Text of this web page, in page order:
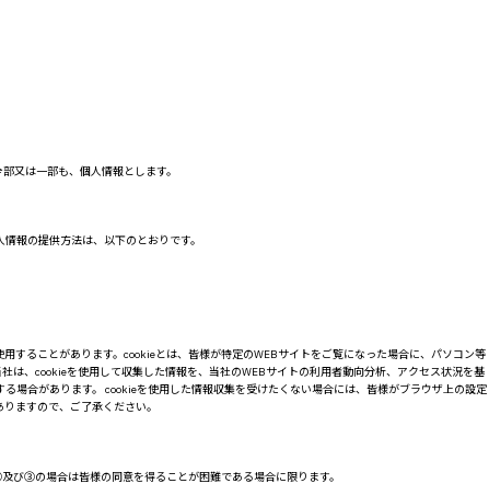
又は一部も、個人情報とします。
報の提供方法は、以下のとおりです。
することがあります。cookieとは、皆様が特定のWEBサイトをご覧になった場合に、パソコン等
、cookieを使用して収集した情報を、当社のWEBサイトの利用者動向分析、アクセス状況を基
場合があります。 cookieを使用した情報収集を受けたくない場合には、皆様がブラウザ上の設定
ますので、ご了承ください。
③の場合は皆様の同意を得ることが困難である場合に限ります。